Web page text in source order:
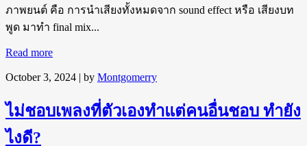
ภาพยนต์ คือ การนำเสียงทั้งหมดจาก sound effect หรือ เสียงบท
พูด มาทำ final mix...
Read more
October 3, 2024 | by Montgomerry
ไม่ชอบเพลงที่ตัวเองทำแต่คนอื่นชอบ ทำยัง
ไงดี?